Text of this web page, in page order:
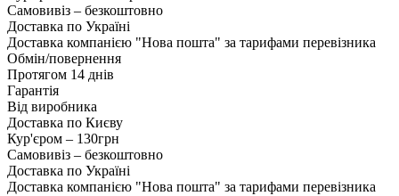
Самовивіз – безкоштовно
Доставка по Україні
Доставка компанією "Нова пошта" за тарифами перевізника
Обмін/повернення
Протягом 14 днів
Гарантія
Від виробника
Доставка по Києву
Кур'єром – 130грн
Самовивіз – безкоштовно
Доставка по Україні
Доставка компанією "Нова пошта" за тарифами перевізника